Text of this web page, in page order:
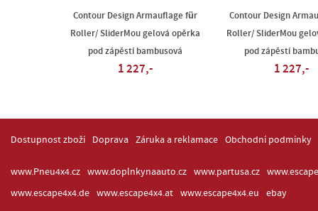
Contour Design Armauflage für
Roller/ SliderMou gelová opěrka
pod zápěstí bambusová
1 227,-
Contour Design
Roller/ SliderMou
pod zápěstí
1 227,-
Dostupnost zboží Doprava Záruka a reklamace Obchodní podmínky
www.Pneu4x4.cz www.doplnkynaauto.cz www.partusa.cz
www.escape4x4.de
www.escape4x4.at www.escape4x4.eu ebay